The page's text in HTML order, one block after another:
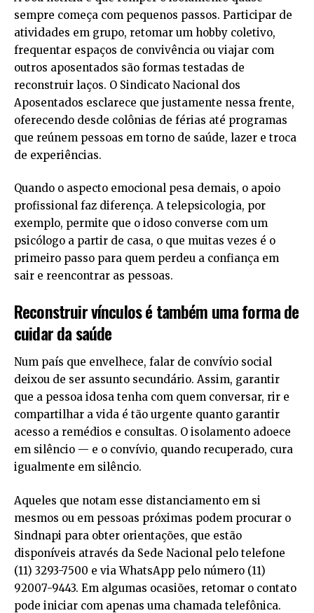
sempre começa com pequenos passos. Participar de
atividades em grupo, retomar um hobby coletivo,
frequentar espaços de convivência ou viajar com
outros aposentados são formas testadas de
reconstruir laços. O Sindicato Nacional dos
Aposentados esclarece que justamente nessa frente,
oferecendo desde colônias de férias até programas
que reúnem pessoas em torno de saúde, lazer e troca
de experiências.
Quando o aspecto emocional pesa demais, o apoio
profissional faz diferença. A telepsicologia, por
exemplo, permite que o idoso converse com um
psicólogo a partir de casa, o que muitas vezes é o
primeiro passo para quem perdeu a confiança em
sair e reencontrar as pessoas.
Reconstruir vínculos é também uma forma de
cuidar da saúde
Num país que envelhece, falar de convívio social
deixou de ser assunto secundário. Assim, garantir
que a pessoa idosa tenha com quem conversar, rir e
compartilhar a vida é tão urgente quanto garantir
acesso a remédios e consultas. O isolamento adoece
em silêncio — e o convívio, quando recuperado, cura
igualmente em silêncio.
Aqueles que notam esse distanciamento em si
mesmos ou em pessoas próximas podem procurar o
Sindnapi para obter orientações, que estão
disponíveis através da Sede Nacional pelo telefone
(11) 3293-7500 e via WhatsApp pelo número (11)
92007-9443. Em algumas ocasiões, retomar o contato
pode iniciar com apenas uma chamada telefônica.